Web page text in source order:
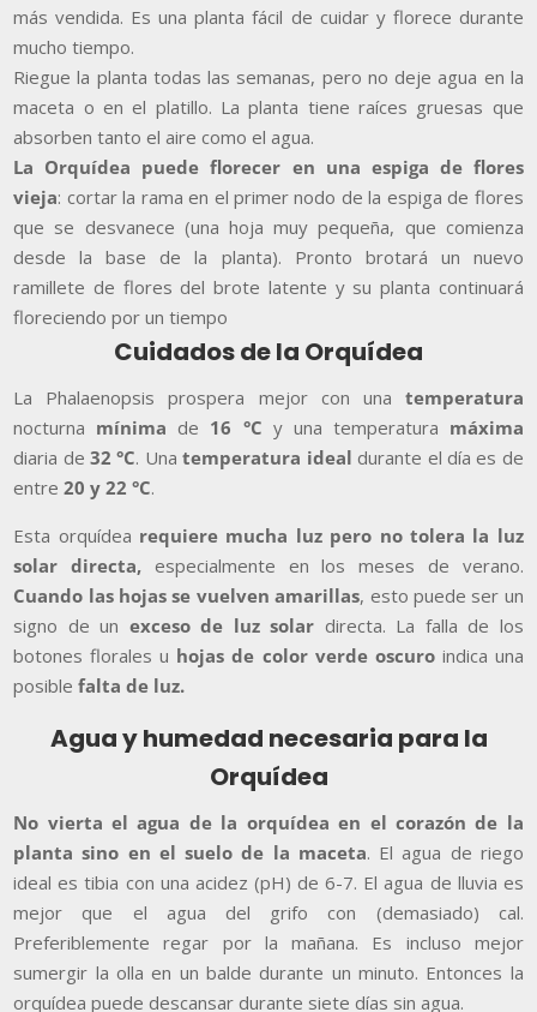
más vendida. Es una planta fácil de cuidar y florece durante
mucho tiempo.
Riegue la planta todas las semanas, pero no deje agua en la
maceta o en el platillo. La planta tiene raíces gruesas que
absorben tanto el aire como el agua.
La Orquídea puede florecer en una espiga de flores
vieja: cortar la rama en el primer nodo de la espiga de flores
que se desvanece (una hoja muy pequeña, que comienza
desde la base de la planta). Pronto brotará un nuevo
ramillete de flores del brote latente y su planta continuará
floreciendo por un tiempo
Cuidados de la Orquídea
La Phalaenopsis prospera mejor con una temperatura
nocturna mínima de 16 °C y una temperatura máxima
diaria de32 °C. Unatemperatura ideal durante el día es de
entre20 y 22 °C.
Esta orquídea requiere mucha luz pero no tolera la luz
solar directa, especialmente en los meses de verano.
Cuando las hojas se vuelven amarillas, esto puede ser un
signo de un exceso de luz solar directa. La falla de los
botones florales u hojas de color verde oscuroindica una
posiblefalta de luz.
Agua y humedad necesaria para la
Orquídea
No vierta el agua de la orquídea en el corazón de la
planta sino en el suelo de la maceta. El agua de riego
ideal es tibia con una acidez (pH) de 6-7. El agua de lluvia es
mejor que el agua del grifo con (demasiado) cal.
Preferiblemente regar por la mañana. Es incluso mejor
sumergir la olla en un balde durante un minuto. Entonces la
orquídea puede descansar durante siete días sin agua.